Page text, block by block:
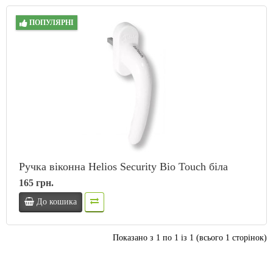
ПОПУЛЯРНІ
Ручка віконна Helios Security Bio Touch біла
165 грн.
До кошика
Показано з 1 по 1 із 1 (всього 1 сторінок)